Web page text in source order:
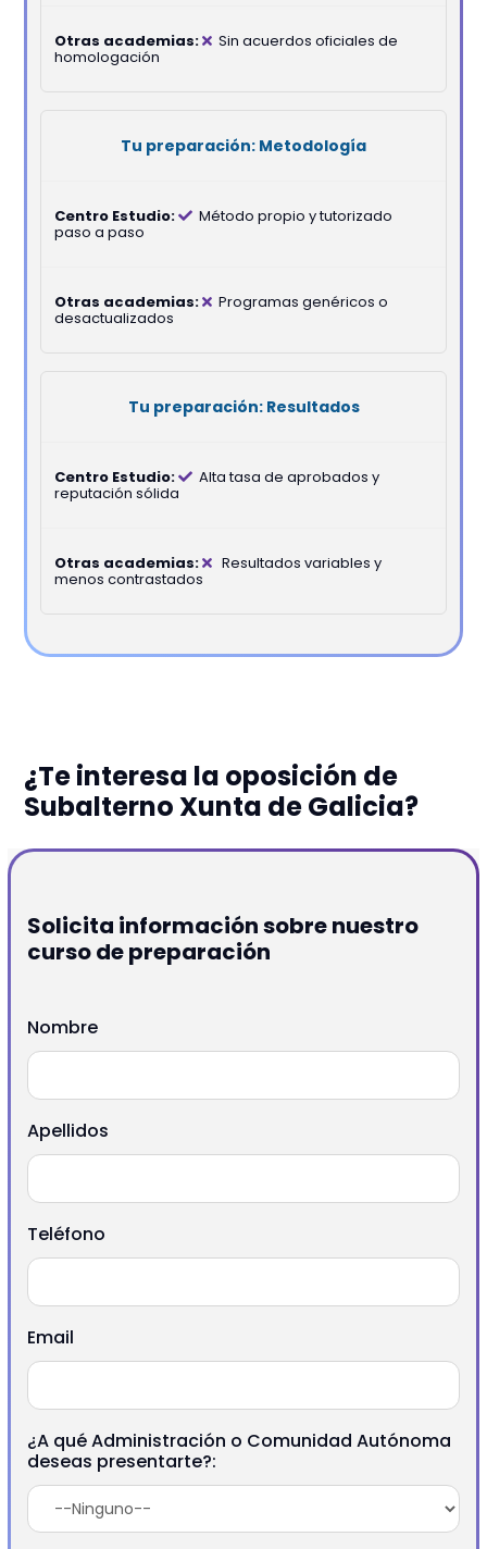
Sin acuerdos oficiales de
homologación
Metodología
Método propio y tutorizado
paso a paso
Programas genéricos o
desactualizados
Resultados
Alta tasa de aprobados y
reputación sólida
Resultados variables y
menos contrastados
¿Te interesa la oposición de
Subalterno Xunta de Galicia?
Solicita información sobre nuestro
curso de preparación
Nombre
Apellidos
Teléfono
Email
¿A qué Administración o Comunidad Autónoma
deseas presentarte?: